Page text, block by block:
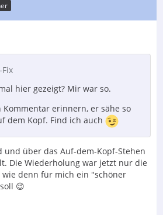
hier gezeigt? Mir war so.
Kommentar erinnern, er sähe so
dem Kopf. Find ich auch
und über das Auf-dem-Kopf-Stehen
Die Wiederholung war jetzt nur die
wie denn für mich ein "schöner
😉